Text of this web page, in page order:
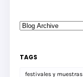
TAGS
festivales y muestras